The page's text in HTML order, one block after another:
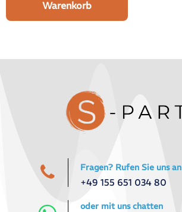
Warenkorb
Fragen? Rufen Sie uns an
+49 155 651 034 80
oder mit uns chatten